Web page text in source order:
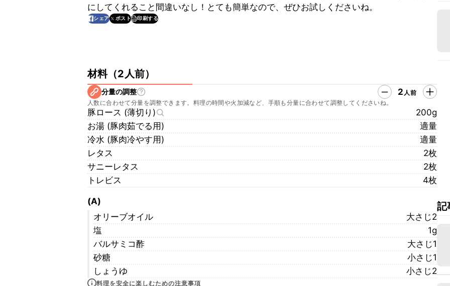
にしてくれること間違いなし！とても簡単なので、ぜひお試しくださいね。
シェア ポスト 印刷する
材料（2人前）
分量の調整 2 人前
人数に合わせて分量を調整できます。料理の時間や火加減など、手順も分量に合わせて調整してくださいね。
豚ロース (薄切り)
200g
お湯 (豚肉茹でる用)
適量
冷水 (豚肉冷やす用)
適量
レタス
2枚
サニーレタス
2枚
トレビス
4枚
(A)
オリーブオイル
大さじ2
塩
1g
バルサミコ酢
大さじ1
砂糖
小さじ1
しょうゆ
小さじ2
料理を安全に楽しむための注意事項
記